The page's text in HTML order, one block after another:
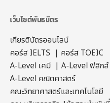
เว็บไซต์พันธมิตร
เกียรติบัตรออนไลน์
คอร์ส IELTS | คอร์ส TOEIC
A-Level เคมี | A-Level ฟิสิกส์
A-Level คณิตศาสตร์
คณะวิทยาศาสตร์และเทคโนโลยี